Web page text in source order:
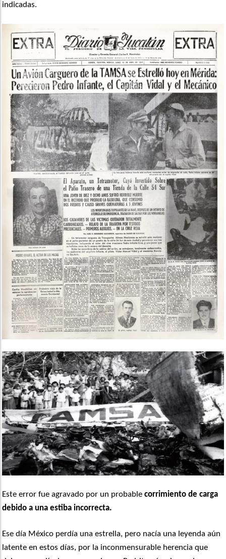
indicadas.
Este error fue agravado por un probablecorrimiento de carga
debido a una estiba incorrecta.
Ese día México perdía una estrella, pero nacía una leyenda aún
latente en estos días, por la inconmensurable herencia que